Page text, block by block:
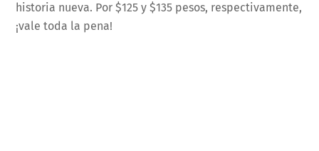
historia nueva. Por $125 y $135 pesos, respectivamente,
¡vale toda la pena!